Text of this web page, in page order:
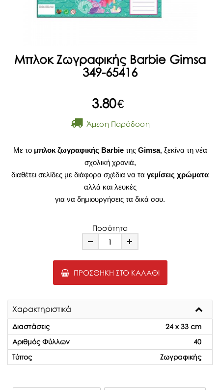
Μπλοκ Ζωγραφικής Barbie Gimsa
349-65416
3.80€
Άμεση Παράδοση
Με το μπλοκ ζωγραφικής Barbie τηςGimsa, ξεκίνα τη νέα
σχολική χρονιά,
διαθέτει σελίδες με διάφορα σχέδια να τα γεμίσεις χρώματα
αλλά και λευκές
για να δημιουργήσεις τα δικά σου.
Ποσότητα
Minus Plus
ΠΡΟΣΘΉΚΗ ΣΤΟ ΚΑΛΆΘΙ
Χαρακτηριστικά
Διαστάσεις
24 x 33 cm
Αριθμός Φύλλων
40
Τύπος
Ζωγραφικής